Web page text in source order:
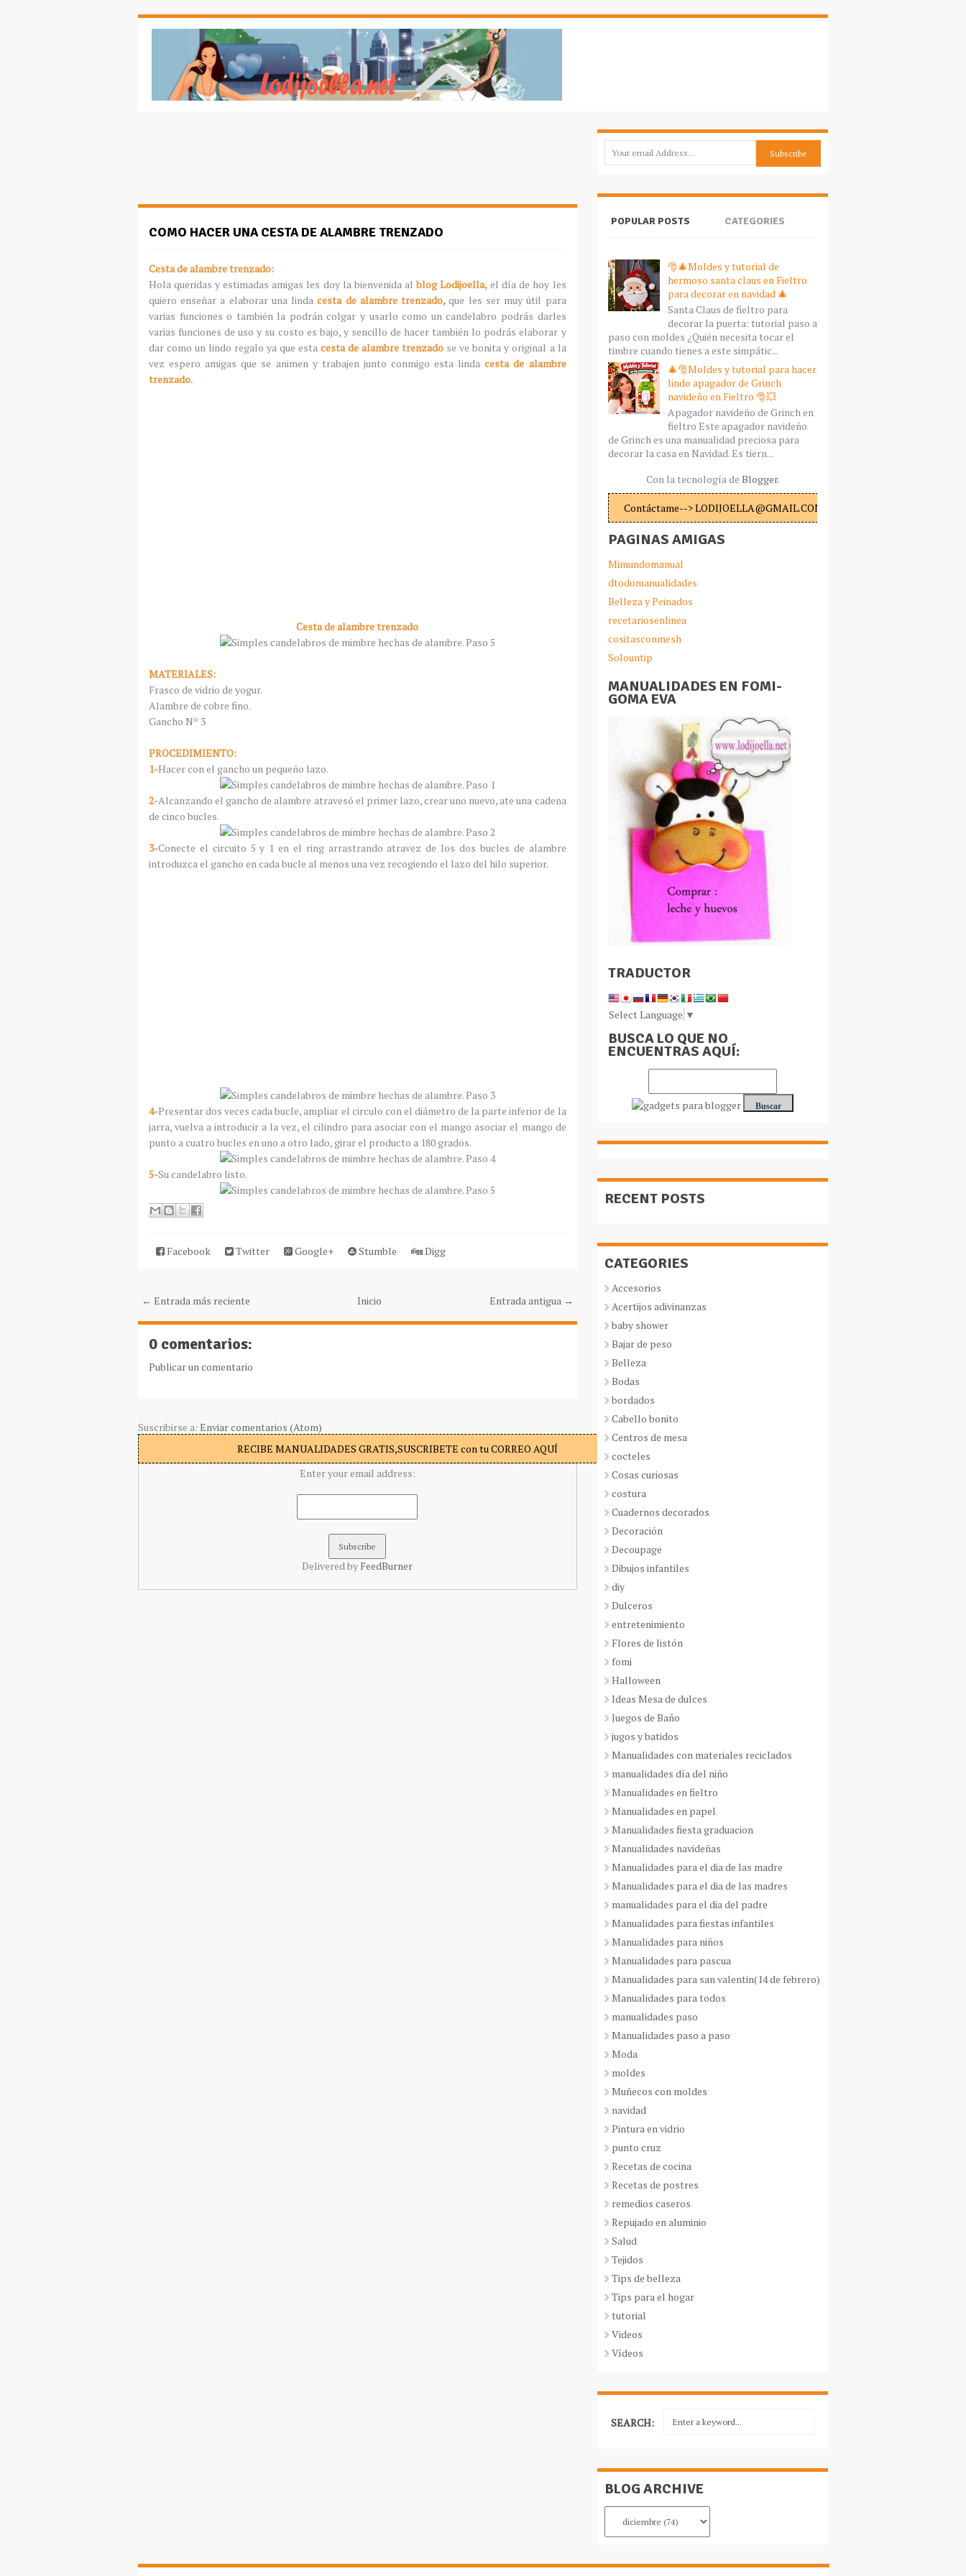
COMO HACER UNA CESTA DE ALAMBRE TRENZADO
Cesta de alambre trenzado:
Hola queridas y estimadas amigas les doy la bienvenida alblog Lodijoella, el día de hoy les
quiero enseñar a elaborar una linda cesta de alambre trenzado,que les ser muy útil para
varias funciones o también la podrán colgar y usarlo como un candelabro podrás darles
varias funciones de uso y su costo es bajo, y sencillo de hacer también lo podrás elaborar y
dar como un lindo regalo ya que estacesta de alambre trenzado se ve bonita y original a la
vez espero amigas que se animen y trabajen junto conmigo esta lindacesta de alambre
trenzado.
Cesta de alambre trenzado
MATERIALES:
Frasco de vidrio de yogur.
Alambre de cobre fino.
Gancho Nº 3
PROCEDIMIENTO:
1-Hacer con el gancho un pequeño lazo.
2-Alcanzando el gancho de alambre atravesó el primer lazo, crear uno nuevo, ate una cadena
de cinco bucles.
3-Conecte el circuito 5 y 1 en el ring arrastrando atravez de los dos bucles de alambre
introduzca el gancho en cada bucle al menos una vez recogiendo el lazo del hilo superior.
4-Presentar dos veces cada bucle, ampliar el circulo con el diámetro de la parte inferior de la
jarra, vuelva a introducir a la vez, el cilindro para asociar con el mango asociar el mango de
punto a cuatro bucles en uno a otro lado, girar el producto a 180 grados.
5-Su candelabro listo.
Facebook Twitter Google+ Stumble Digg
← Entrada más reciente Entrada antigua →
Inicio
0 comentarios:
Publicar un comentario
Suscribirse a: Enviar comentarios (Atom)
RECIBE MANUALIDADES GRATIS,SUSCRIBETE con tu CORREO AQUÍ
Enter your email address:
Delivered by FeedBurner
POPULAR POSTS CATEGORIES
🎅🎄Moldes y tutorial de
hermoso santa claus en Fieltro
para decorar en navidad 🎄
Santa Claus de fieltro para
decorar la puerta: tutorial paso a
paso con moldes ¿Quién necesita tocar el
timbre cuando tienes a este simpátic...
🎄🎅Moldes y tutorial para hacer
lindo apagador de Grinch
navideño en Fieltro 🎅💥
Apagador navideño de Grinch en
fieltro Este apagador navideño
de Grinch es una manualidad preciosa para
decorar la casa en Navidad. Es tiern...
Con la tecnología de Blogger.
Contáctame--> LODIJOELLA@GMAIL.COM
PAGINAS AMIGAS
Mimundomanual
dtodomanualidades
Belleza y Peinados
recetariosenlinea
cositasconmesh
Solountip
MANUALIDADES EN FOMI-
GOMA EVA
TRADUCTOR
Select Language ▼
BUSCA LO QUE NO
ENCUENTRAS AQUÍ:
RECENT POSTS
CATEGORIES
Accesorios
Acertijos adivinanzas
baby shower
Bajar de peso
Belleza
Bodas
bordados
Cabello bonito
Centros de mesa
cocteles
Cosas curiosas
costura
Cuadernos decorados
Decoración
Decoupage
Dibujos infantiles
diy
Dulceros
entretenimiento
Flores de listón
fomi
Halloween
Ideas Mesa de dulces
Juegos de Baño
jugos y batidos
Manualidades con materiales reciclados
manualidades día del niño
Manualidades en fieltro
Manualidades en papel
Manualidades fiesta graduacion
Manualidades navideñas
Manualidades para el dia de las madre
Manualidades para el dia de las madres
manualidades para el dia del padre
Manualidades para fiestas infantiles
Manualidades para niños
Manualidades para pascua
Manualidades para san valentin(14 de febrero)
Manualidades para todos
manualidades paso
Manualidades paso a paso
Moda
moldes
Muñecos con moldes
navidad
Pintura en vidrio
punto cruz
Recetas de cocina
Recetas de postres
remedios caseros
Repujado en aluminio
Salud
Tejidos
Tips de belleza
Tips para el hogar
tutorial
Videos
Vídeos
SEARCH:
BLOG ARCHIVE